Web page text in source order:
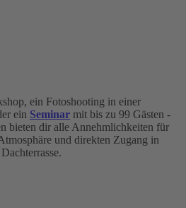
ein Fotoshooting in einer
ein Seminar mit bis zu 99 Gästen -
bieten dir alle Annehmlichkeiten für
und direkten Zugang in